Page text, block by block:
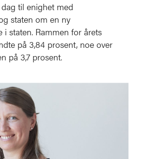
til enighet med
staten om en ny
i staten. Rammen for årets
på 3,84 prosent, noe over
på 3,7 prosent.